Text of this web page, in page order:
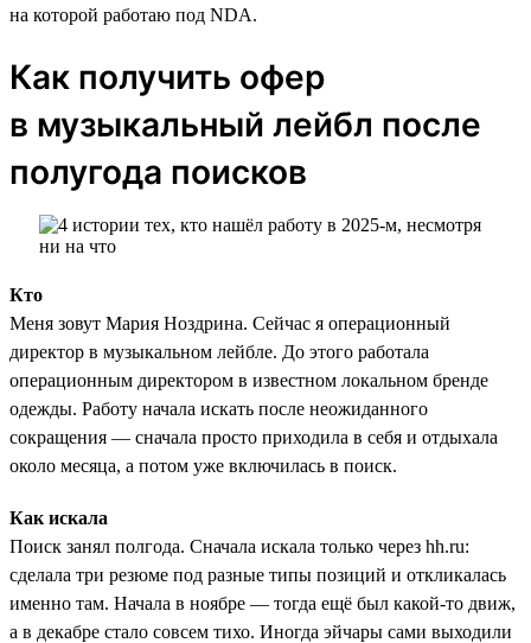
на которой работаю под NDA.
Как получить офер
в музыкальный лейбл после
полугода поисков
Кто
Меня зовут Мария Ноздрина. Сейчас я операционный
директор в музыкальном лейбле. До этого работала
операционным директором в известном локальном бренде
одежды. Работу начала искать после неожиданного
сокращения — сначала просто приходила в себя и отдыхала
около месяца, а потом уже включилась в поиск.
Как искала
Поиск занял полгода. Сначала искала только через hh.ru:
сделала три резюме под разные типы позиций и откликалась
именно там. Начала в ноябре — тогда ещё был какой-то движ,
а в декабре стало совсем тихо. Иногда эйчары сами выходили